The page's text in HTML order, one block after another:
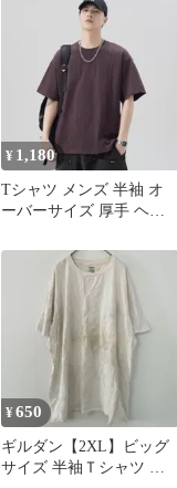
¥ 1,180
Tシャツ メンズ 半袖 オ
ーバーサイズ 厚手 ヘビ
ット
¥650
ギルダン【2XL】ビッグ
サイズ 半袖Ｔシャツ 無